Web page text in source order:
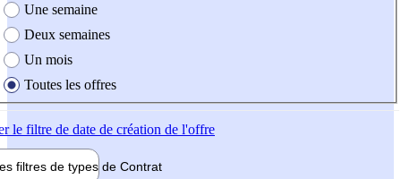
Une semaine
Deux semaines
Un mois
Toutes les offres
le filtre de date de création de l'offre
filtres de types de Contrat